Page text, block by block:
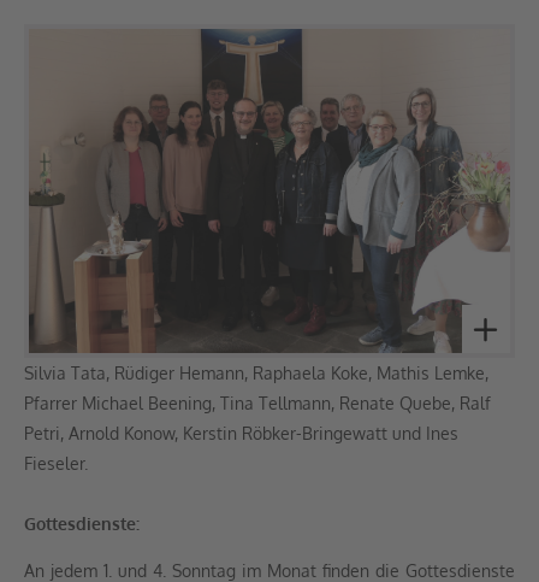
Silvia Tata, Rüdiger Hemann, Raphaela Koke, Mathis Lemke,
Pfarrer Michael Beening, Tina Tellmann, Renate Quebe, Ralf
Petri, Arnold Konow, Kerstin Röbker-Bringewatt und Ines
Fieseler.
Gottesdienste:
An jedem 1. und 4. Sonntag im Monat finden die Gottesdienste